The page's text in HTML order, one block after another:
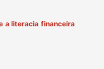
a literacia financeira